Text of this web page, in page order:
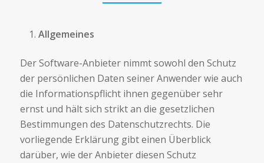
Allgemeines
Der Software-Anbieter nimmt sowohl den Schutz
der persönlichen Daten seiner Anwender wie auch
die Informationspflicht ihnen gegenüber sehr
ernst und hält sich strikt an die gesetzlichen
Bestimmungen des Datenschutzrechts. Die
vorliegende Erklärung gibt einen Überblick
darüber, wie der Anbieter diesen Schutz